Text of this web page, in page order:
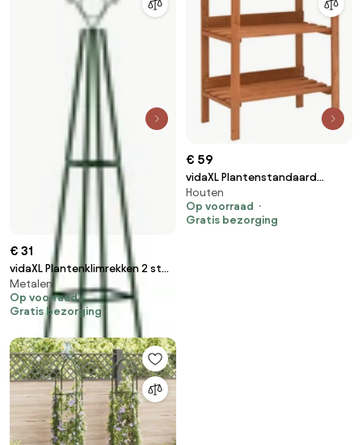
€ 31
vidaXL Plantenklimrekken 2 st
35x35x195 cm ijzer donkergroen
Metalen
Op voorraad
Gratis bezorging
€ 59
vidaXL Plantenstandaard
76x37x89 cm vurenhout
Houten
Op voorraad
Gratis bezorging